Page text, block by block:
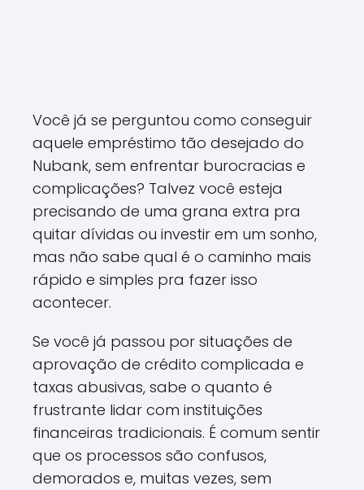
Você já se perguntou como conseguir
aquele empréstimo tão desejado do
Nubank, sem enfrentar burocracias e
complicações? Talvez você esteja
precisando de uma grana extra pra
quitar dívidas ou investir em um sonho,
mas não sabe qual é o caminho mais
rápido e simples pra fazer isso
acontecer.
Se você já passou por situações de
aprovação de crédito complicada e
taxas abusivas, sabe o quanto é
frustrante lidar com instituições
financeiras tradicionais. É comum sentir
que os processos são confusos,
demorados e, muitas vezes, sem